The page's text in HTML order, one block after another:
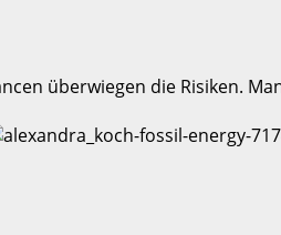
überwiegen die Risiken.